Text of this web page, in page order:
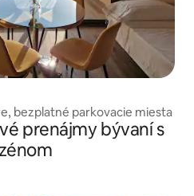
bezplatné parkovacie miesta
prenájmy bývaní s